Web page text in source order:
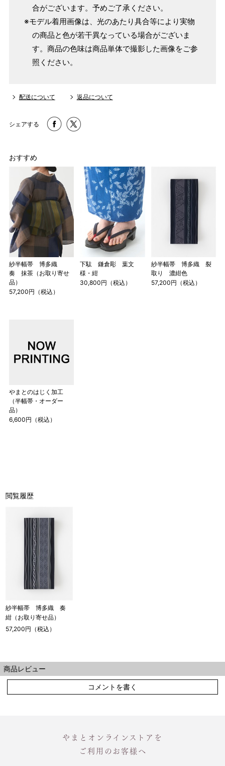
合がございます。予めご了承ください。
※モデル着用画像は、光のあたり具合等により実物
の商品と色が若干異なっている場合がございま
す。商品の色味は商品単体で撮影した画像をご参
照ください。
配送について 返品について
シェアする
おすすめ
紗半幅帯 博多織
奏 抹茶（お取り寄せ
品）
57,200円（税込）
下駄 鎌倉彫 葉文
様・紺
30,800円（税込）
紗半幅帯 博多織 裂
取り 濃紺色
57,200円（税込）
やまとのはじく加工
（半幅帯・オーダー
品）
6,600円（税込）
閲覧履歴
紗半幅帯 博多織 奏
紺（お取り寄せ品）
57,200円（税込）
商品レビュー
コメントを書く
やまとオンラインストアを
ご利用のお客様へ